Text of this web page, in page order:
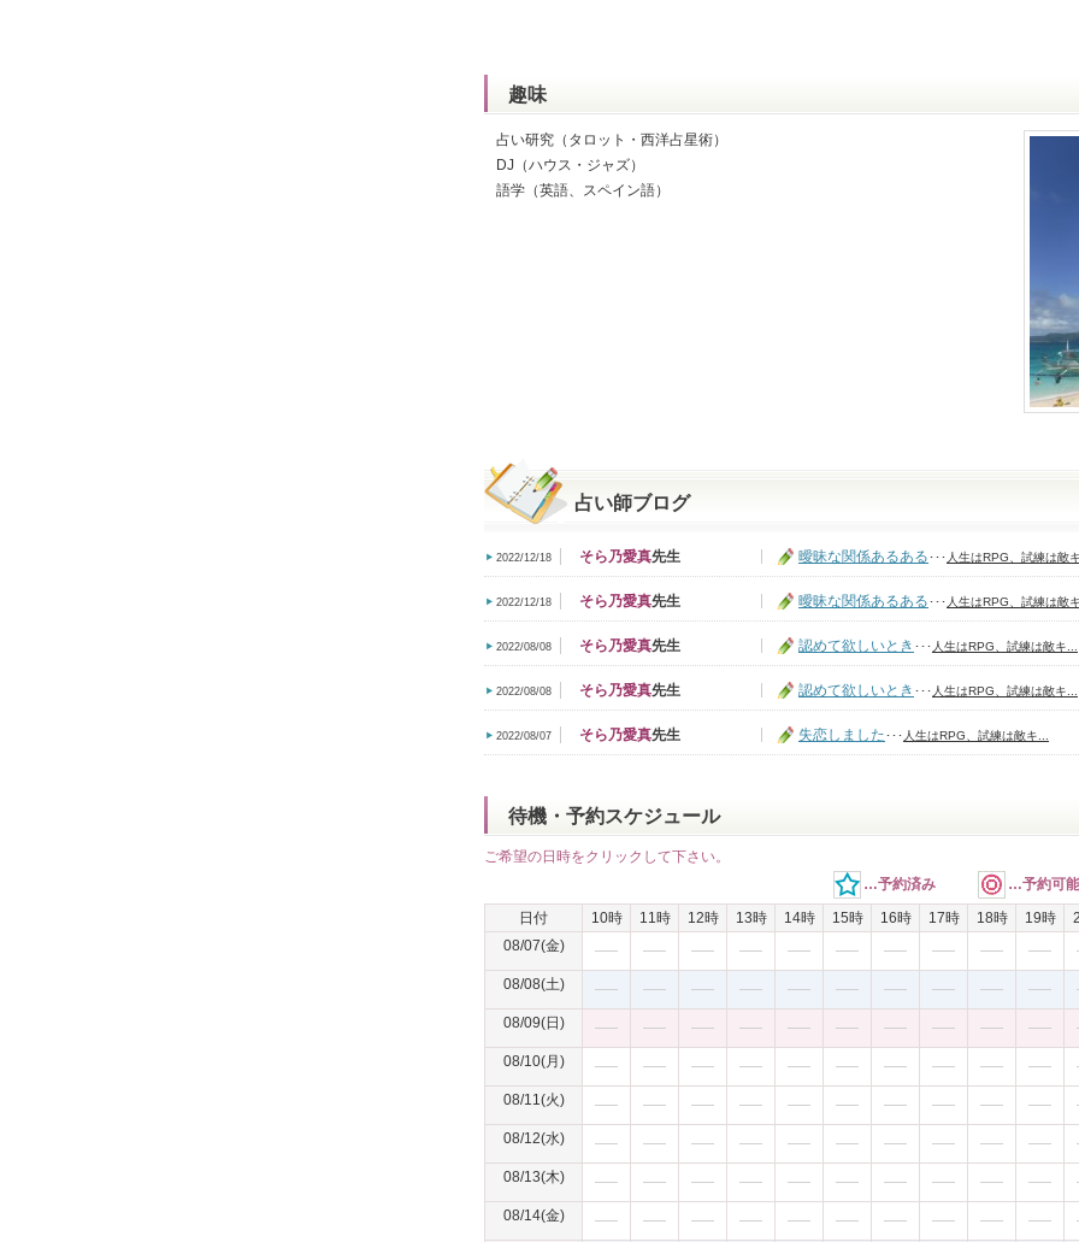
趣味
占い研究（タロット・西洋占星術）
DJ（ハウス・ジャズ）
語学（英語、スペイン語）
占い師ブログ
2022/12/18 そら乃愛真先生 曖昧な関係あるある･･･ 人生はRPG、試練は敵
2022/12/18 そら乃愛真先生 曖昧な関係あるある･･･ 人生はRPG、試練は敵
2022/08/08 そら乃愛真先生 認めて欲しいとき ･･･ 人生はRPG、試練は敵キ...
2022/08/08 そら乃愛真先生 認めて欲しいとき ･･･ 人生はRPG、試練は敵キ...
2022/08/07 そら乃愛真先生 失恋しました･･･ 人生はRPG、試練は敵キ...
待機・予約スケジュール
ご希望の日時をクリックして下さい。
…予約済み
…予約可能
日付
10時 11時 12時 13時 14時 15時 16時 17時 18時 19時
08/07(金)
08/08(土)
08/09(日)
08/10(月)
08/11(火)
08/12(水)
08/13(木)
08/14(金)